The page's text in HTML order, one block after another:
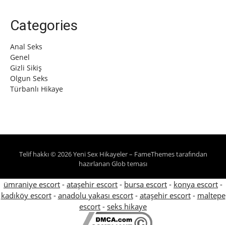
Categories
Anal Seks
Genel
Gizli Sikiş
Olgun Seks
Türbanlı Hikaye
Telif hakkı © 2026 Yeni Sex Hikayeler– FameThemestarafından
hazırlanan Glob teması
ümraniye escort - ataşehir escort - bursa escort - konya escort -
kadıköy escort- anadolu yakası escort- ataşehir escort- maltepe
escort - seks hikaye